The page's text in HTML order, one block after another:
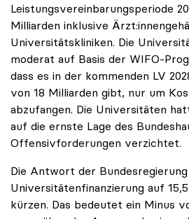
Leistungsvereinbarungsperiode
Milliarden inklusive
Universitätskliniken. Die
moderat auf Basis der WIFO-
dass es in der kommenden LV
von 18 Milliarden gibt, nur um
abzufangen. Die Universitäten
auf die ernste Lage des
Offensivforderungen verzichtet.
Die Antwort der
Universitätenfinanzierung auf
kürzen. Das bedeutet ein Minus